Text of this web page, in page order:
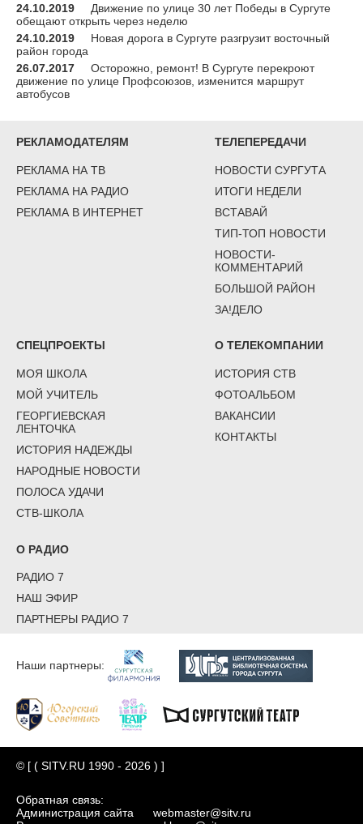
24.10.2019
Движение по улице 30 лет Победы в Сургуте
обещают открыть через неделю
24.10.2019
Новая дорога в Сургуте разгрузит восточный
район города
26.07.2017
Осторожно, ремонт! В Сургуте перекроют
движение по улице Профсоюзов, изменится маршрут
автобусов
РЕКЛАМОДАТЕЛЯМ
РЕКЛАМА НА ТВ
РЕКЛАМА НА РАДИО
РЕКЛАМА В ИНТЕРНЕТ
ТЕЛЕПЕРЕДАЧИ
НОВОСТИ СУРГУТА
ИТОГИ НЕДЕЛИ
ВСТАВАЙ
ТИП-ТОП НОВОСТИ
НОВОСТИ-
КОММЕНТАРИЙ
БОЛЬШОЙ РАЙОН
ЗА!ДЕЛО
СПЕЦПРОЕКТЫ
МОЯ ШКОЛА
МОЙ УЧИТЕЛЬ
ГЕОРГИЕВСКАЯ
ЛЕНТОЧКА
ИСТОРИЯ НАДЕЖДЫ
НАРОДНЫЕ НОВОСТИ
ПОЛОСА УДАЧИ
СТВ-ШКОЛА
О ТЕЛЕКОМПАНИИ
ИСТОРИЯ СТВ
ФОТОАЛЬБОМ
ВАКАНСИИ
КОНТАКТЫ
О РАДИО
РАДИО 7
НАШ ЭФИР
ПАРТНЕРЫ РАДИО 7
Наши партнеры:
© [ ( SITV.RU 1990 - 2026 ) ]
Обратная связь:
Администрация сайта
webmaster@sitv.ru